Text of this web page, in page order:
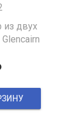
из двух